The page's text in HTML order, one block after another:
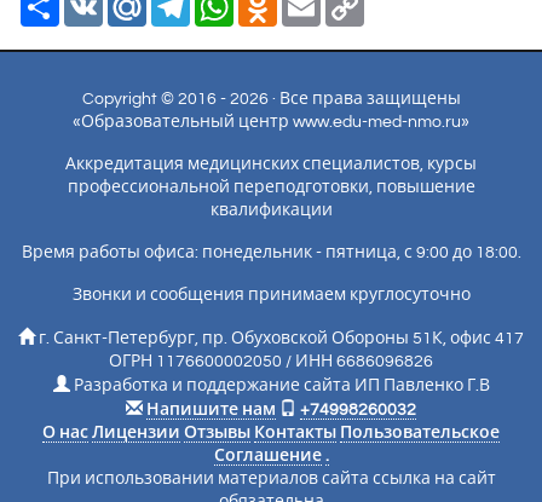
Copyright © 2016 - 2026 · Все права защищены
«Образовательный центр www.edu-med-nmo.ru»
Аккредитация медицинских специалистов, курсы
профессиональной переподготовки, повышение
квалификации
Время работы офиса: понедельник - пятница, с 9:00 до 18:00.
Звонки и сообщения принимаем круглосуточно
г. Санкт-Петербург, пр. Обуховской Обороны 51К, офис 417
ОГРН 1176600002050 / ИНН 6686096826
Разработка и поддержание сайта ИП Павленко Г.В
Напишите нам
+74998260032
О нас Лицензии Отзывы Контакты Пользовательское
Соглашение .
При использовании материалов сайта ссылка на сайт